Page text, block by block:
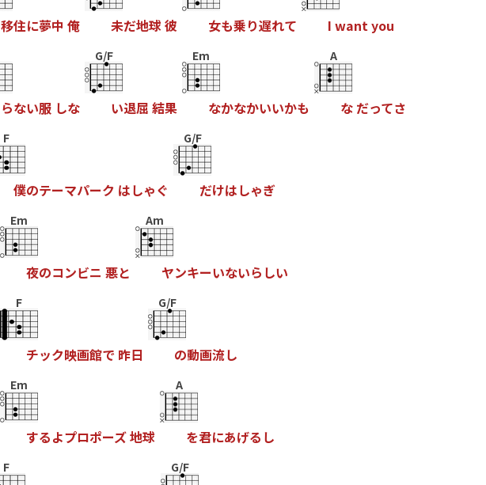
移住に夢中 俺 未だ地球彼 女も乗り遅れて I wantyou
らない服 しな
G/F
い退屈 結果
Em
なかなかいいかも
A
な だってさ
F
僕のテーマパーク はしゃぐ
G/F
だけはしゃぎ
Em
夜のコンビニ 悪と
Am
ヤンキーいないら しい
F
チック映画館で 昨日
G/F
の動画流し
Em
するよプロポーズ地球
A
を君にあげる し
F G/F